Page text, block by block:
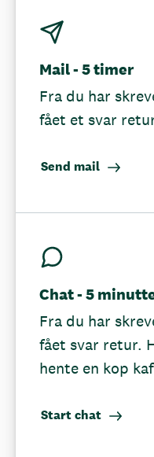
Mail - 5 timer
Fra du har
fået et svar
Send mail
Chat - 5
Fra du har
fået svar retur.
hente en kop
Start chat